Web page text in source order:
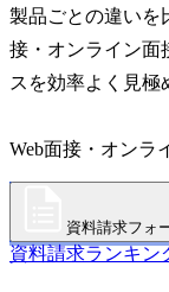
製品ごとの違いを
接・オンライン面
スを効率よく見極
Web面接・オンラ
資料請求フォ
資料請求ランキン